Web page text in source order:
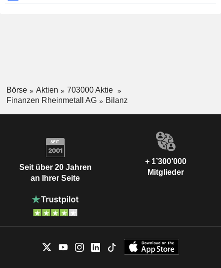
Börse Aktien
703000 Aktie
Finanzen Rheinmetall AG
Bilanz
Seit über 20 Jahren
an Ihrer Seite
+ 1’300’000
Mitglieder